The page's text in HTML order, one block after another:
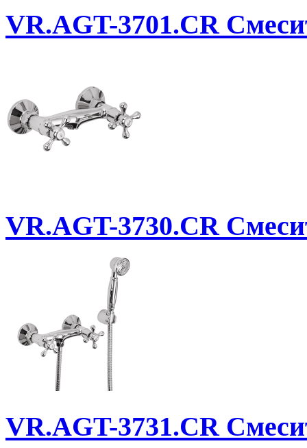
VR.AGT-3701.CR
VR.AGT-3730.CR
VR.AGT-3731.CR